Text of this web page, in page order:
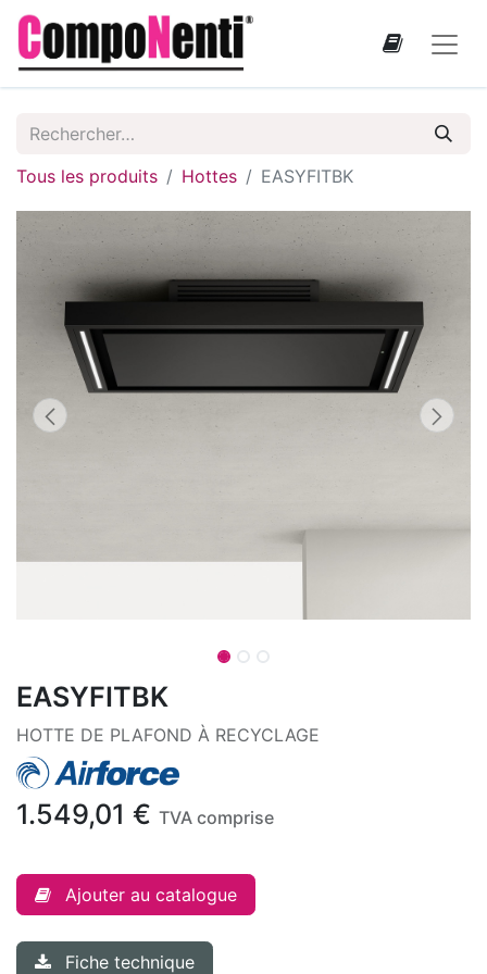
Tous les produits Hottes EASYFITBK
EASYFITBK
HOTTE DE PLAFOND À RECYCLAGE
1.549,01 € TVA comprise
Ajouter au catalogue
Fiche technique